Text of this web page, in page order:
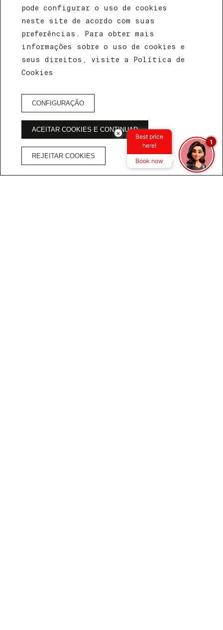
UMA NOVA DEFINIÇÃO PARA EVENTOS E
TRABALHO
Coworking
/Coworking
UM ESPAÇO IDEAL PARA O SEU EVENTO
Coworking
pode configurar o uso de cookies
neste site de acordo com suas
preferências. Para obter mais
informações sobre o uso de cookies e
seus direitos, visite a Política de
Cookies
CONFIGURAÇÃO
ACEITAR COOKIES E CONTINUAR
REJEITAR COOKIES
×
Best price
here!
Book now
1